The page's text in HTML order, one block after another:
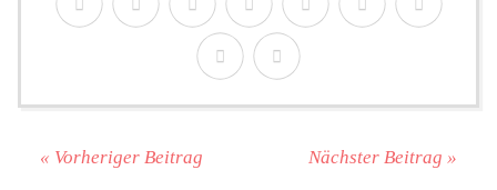
« Vorheriger Beitrag Nächster Beitrag »